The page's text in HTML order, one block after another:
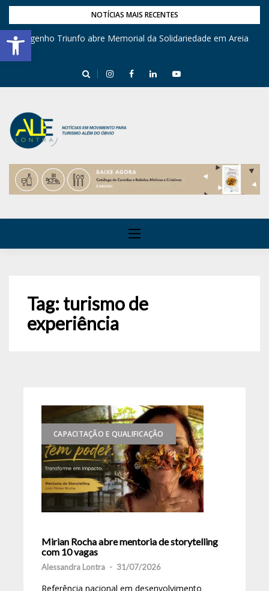
Barra de Ferramentas Aberta
NOTÍCIAS MAIS RECENTES
Engenho Triunfo abre Memorial da Solidariedade em Areia
Tag:turismo de
experiência
CAPACITAÇÃO E QUALIFICAÇÃO
Mirian Rocha abre mentoria de storytelling
com 10 vagas
Alessandra Lontra - 31/07/2026
Referência nacional em desenvolvimento